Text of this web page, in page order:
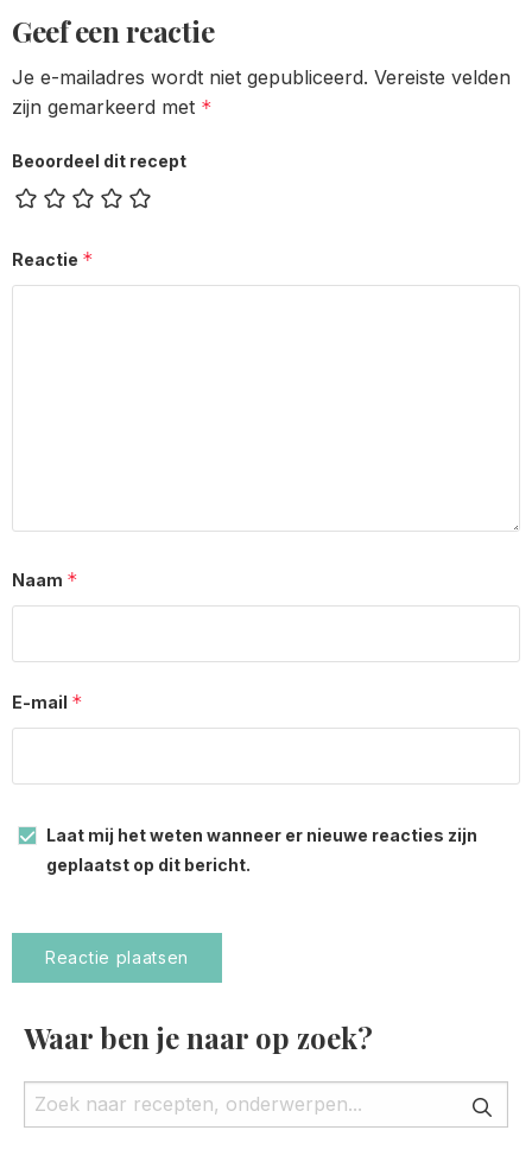
Geef een reactie
Je e-mailadres wordt niet gepubliceerd. Vereiste velden
zijn gemarkeerd met *
Beoordeel dit recept
Reactie *
Naam *
E-mail *
Laat mij het weten wanneer er nieuwe reacties zijn
geplaatst op dit bericht.
Waar ben je naar op zoek?